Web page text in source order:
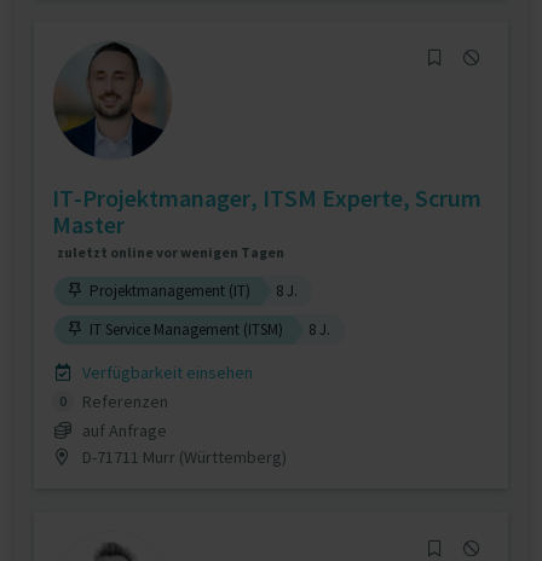
IT-Projektmanager, ITSM Experte, Scrum
Master
zuletzt online vor wenigen Tagen
Projektmanagement (IT)
8 J.
IT Service Management (ITSM)
8 J.
Verfügbarkeit einsehen
0
Referenzen
auf Anfrage
D-71711 Murr (Württemberg)